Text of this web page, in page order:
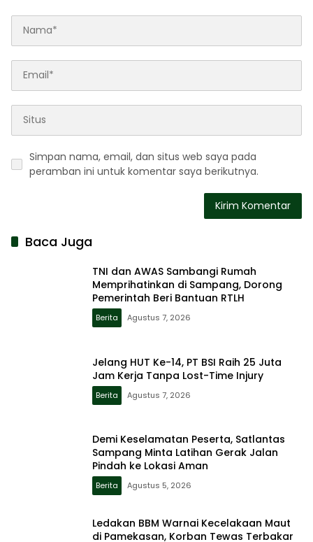
Simpan nama, email, dan situs web saya pada
peramban ini untuk komentar saya berikutnya.
Baca Juga
TNI dan AWAS Sambangi Rumah
Memprihatinkan di Sampang, Dorong
Pemerintah Beri Bantuan RTLH
Berita Agustus 7, 2026
Jelang HUT Ke-14, PT BSI Raih 25 Juta
Jam Kerja Tanpa Lost-Time Injury
Berita Agustus 7, 2026
Demi Keselamatan Peserta, Satlantas
Sampang Minta Latihan Gerak Jalan
Pindah ke Lokasi Aman
Berita Agustus 5, 2026
Ledakan BBM Warnai Kecelakaan Maut
di Pamekasan, Korban Tewas Terbakar